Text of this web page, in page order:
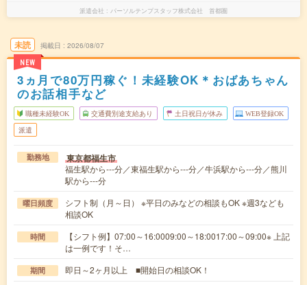
派遣会社 パーソルテンプスタッフ株式会社 首都圏
未読
NEW
掲載日 2026/08/07
3ヵ月で80万円稼ぐ！未経験OK＊おばあちゃん
のお話相手など
職種未経験OK 交通費別途支給あり 土日祝日が休み WEB登録OK
派遣
勤務地 東京都福生市
福生駅から---分／東福生駅から---分／牛浜駅から---分／熊川
駅から---分
曜日頻度
シフト制（月～日） ※平日のみなどの相談もOK ※週3なども
相談OK
時間
【シフト例】07:00～16:0009:00～18:0017:00～09:00※ 上記
は一例です！そ…
期間 即日～2ヶ月以上 ■開始日の相談OK！